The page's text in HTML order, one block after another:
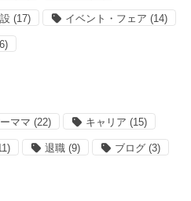
(17) イベント・フェア (14)
ママ (22) キャリア (15)
退職 (9) ブログ (3)